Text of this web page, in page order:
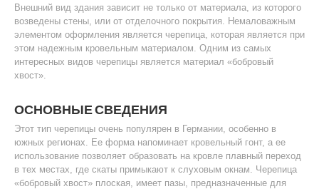
Внешний вид здания зависит не только от материала, из которого
возведены стены, или от отделочного покрытия. Немаловажным
элементом оформления является черепица, которая является при
этом надежным кровельным материалом. Одним из самых
интересных видов черепицы является материал «бобровый
хвост».
ОСНОВНЫЕ СВЕДЕНИЯ
Этот тип черепицы очень популярен в Германии, особенно в
южных регионах. Ее форма напоминает кровельный гонт, а ее
использование позволяет образовать на кровле плавный переход
в тех местах, где скаты примыкают к слуховым окнам. Черепица
«бобровый хвост» плоская, имеет пазы, предназначенные для